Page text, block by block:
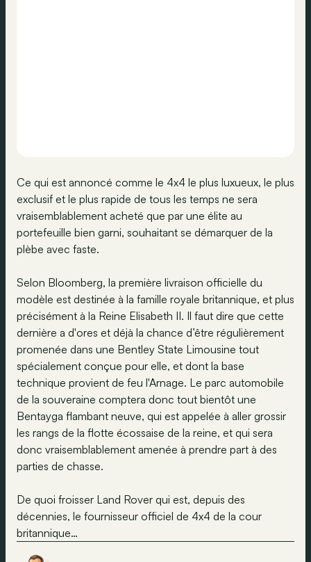
Ce qui est annoncé comme le 4x4 le plus luxueux, le plus
exclusif et le plus rapide de tous les temps ne sera
vraisemblablement acheté que par une élite au
portefeuille bien garni, souhaitant se démarquer de la
plèbe avec faste.
Selon Bloomberg, la première livraison officielle du
modèle est destinée à la famille royale britannique, et plus
précisément à la Reine Elisabeth II. Il faut dire que cette
dernière a d'ores et déjà la chance d’être régulièrement
promenée dans une Bentley State Limousine tout
spécialement conçue pour elle, et dont la base
technique provient de feu l'Arnage. Le parc automobile
de la souveraine comptera donc tout bientôt une
Bentayga flambant neuve, qui est appelée à aller grossir
les rangs de la flotte écossaise de la reine, et qui sera
donc vraisemblablement amenée à prendre part à des
parties de chasse.
De quoi froisser Land Rover qui est, depuis des
décennies, le fournisseur officiel de 4x4 de la cour
britannique…